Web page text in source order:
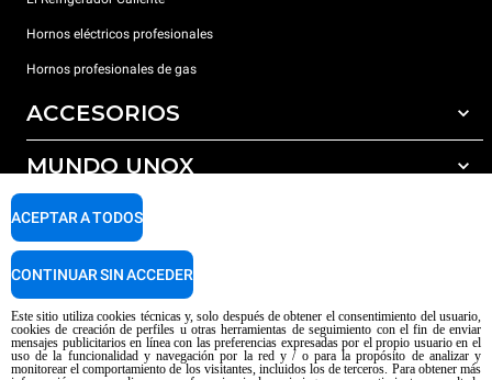
Hornos eléctricos profesionales
Hornos profesionales de gas
ACCESORIOS
Todos los accesorios
Detergentes para lavado automático
Detergentes para lavado manual
Tratamiento de agua con filtros de resina
MUNDO UNOX
Nuestras sedes en el mundo
SOPORTE
Garantía Unox
Centros de servicio técnico
Aviso sobre el contenido generado por IA
Privacy policy Cookie policy
Este sitio utiliza cookies técnicas y, solo después de obtener el consentimiento del usuario,
cookies de creación de perfiles u otras herramientas de seguimiento con el fin de enviar
mensajes publicitarios en línea con las preferencias expresadas por el propio usuario en el
uso de la funcionalidad y navegación por la red y / o para la propósito de analizar y
monitorear el comportamiento de los visitantes, incluidos los de terceros. Para obtener más
ACEPTAR A TODOS
CONTINUAR SIN ACCEDER